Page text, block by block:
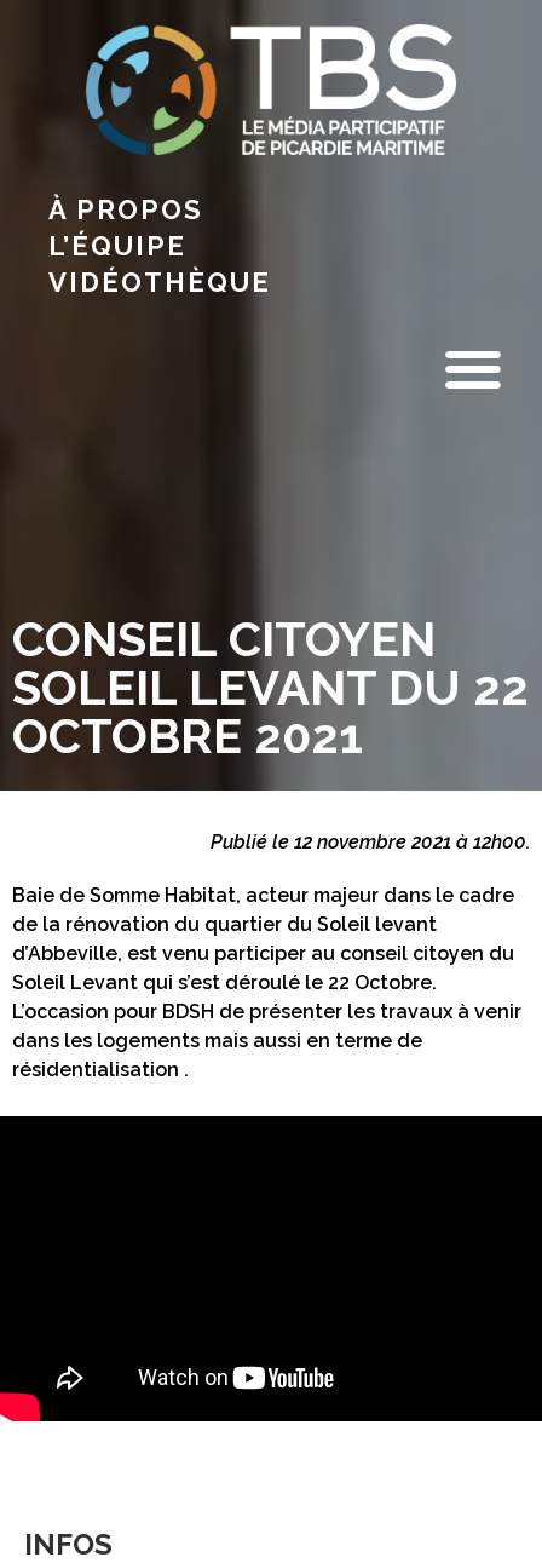
À PROPOS
L’ÉQUIPE
VIDÉOTHÈQUE
CONSEIL CITOYEN
SOLEIL LEVANT DU 22
OCTOBRE 2021
Publié le 12 novembre 2021 à 12h00.
Baie de Somme Habitat, acteur majeur dans le cadre
de la rénovation du quartier du Soleil levant
d’Abbeville, est venu participer au conseil citoyen du
Soleil Levant qui s’est déroulé le 22 Octobre.
L’occasion pour BDSH de présenter les travaux à venir
dans les logements mais aussi en terme de
résidentialisation .
INFOS